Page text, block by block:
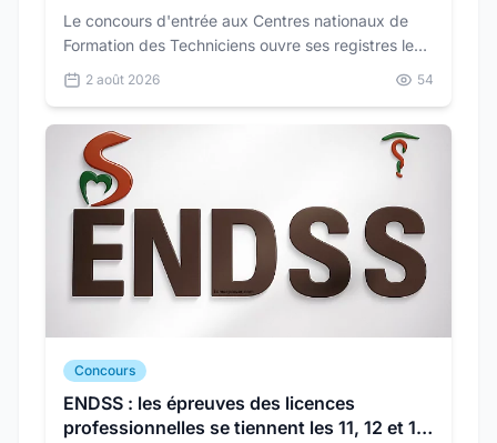
Le concours d'entrée aux Centres nationaux de
Formation des Techniciens ouvre ses registres le
24 août pour trois spécialités. Épreuves écrites le
10 octobre, au niveau du BFEM.
2 août 2026 54
Concours
ENDSS : les épreuves des licences
professionnelles se tiennent les 11, 12 et 13